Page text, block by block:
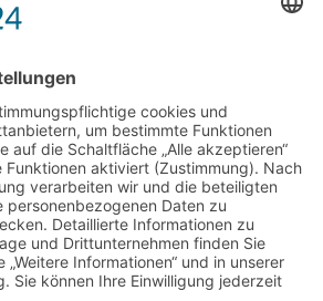
13
Uhr
Uhr & 13:00 - 18:00 Uhr
Uhr & 13:00 - 16:00 Uhr
Uhr